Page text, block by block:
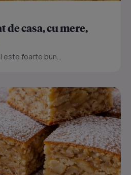
casa, cu mere,
este foarte bun...